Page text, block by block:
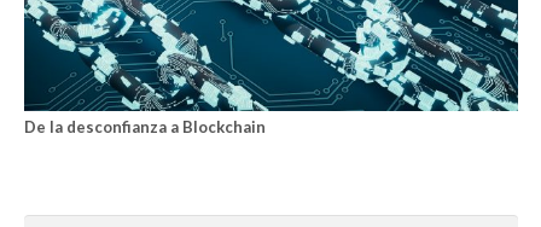
De la desconfianza a Blockchain